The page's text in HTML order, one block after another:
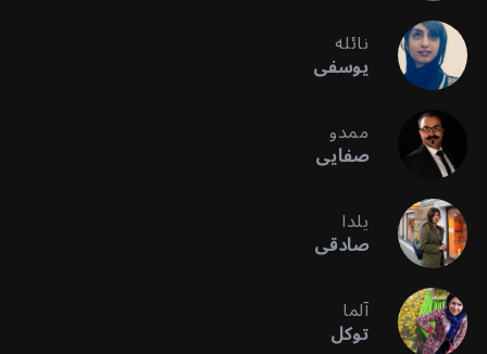
نائله
یوسفی
ممدو
صفایی
یلدا
صادقی
آلما
توکل